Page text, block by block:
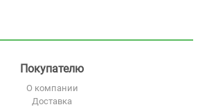
Покупателю
О компании
Доставка